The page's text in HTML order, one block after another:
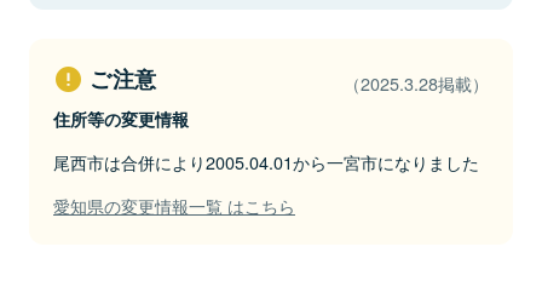
ご注意 （2025.3.28掲載）
住所等の変更情報
尾西市は合併により2005.04.01から一宮市になりました
愛知県の変更情報一覧 はこちら